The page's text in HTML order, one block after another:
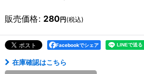
販売価格: 280円(税込)
Facebookでシェア
在庫確認はこちら